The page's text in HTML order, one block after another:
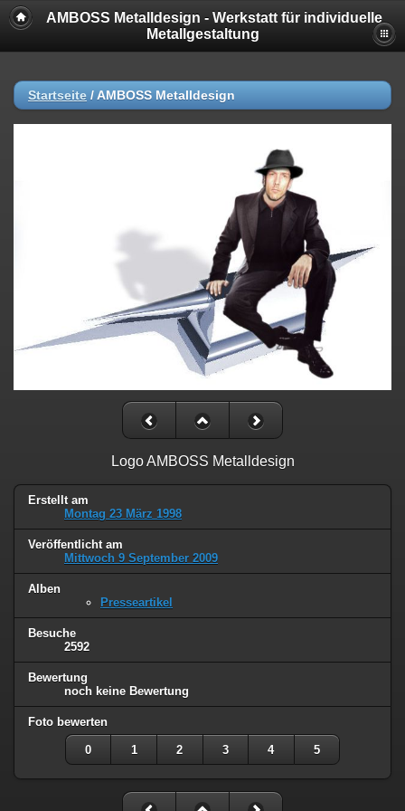
AMBOSS Metalldesign - Werkstatt für individuelle
Metallgestaltung
Startseite / AMBOSS Metalldesign
Logo AMBOSS Metalldesign
Erstellt am
Montag 23 März 1998
Veröffentlicht am
Mittwoch 9 September 2009
Alben
Presseartikel
Besuche
2592
Bewertung
noch keine Bewertung
Foto bewerten
0 1 2 3 4 5